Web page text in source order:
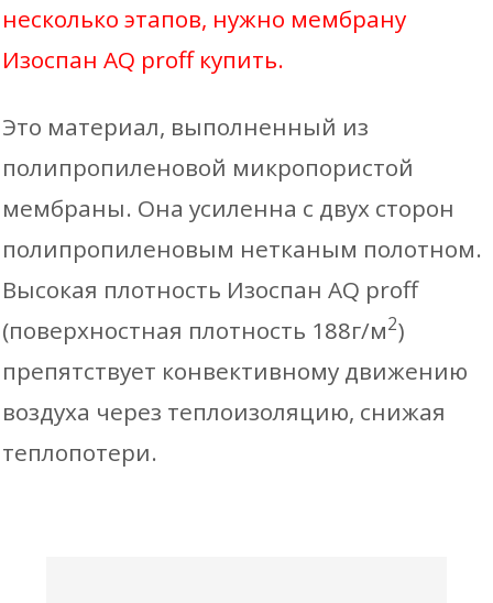
несколько этапов, нужно мембрану
Изоспан AQ proff купить.
Это материал, выполненный из
полипропиленовой микропористой
мембраны. Она усиленна с двух сторон
полипропиленовым нетканым полотном.
Высокая плотность Изоспан AQ proff
(поверхностная плотность 188г/м2)
препятствует конвективному движению
воздуха через теплоизоляцию, снижая
теплопотери.